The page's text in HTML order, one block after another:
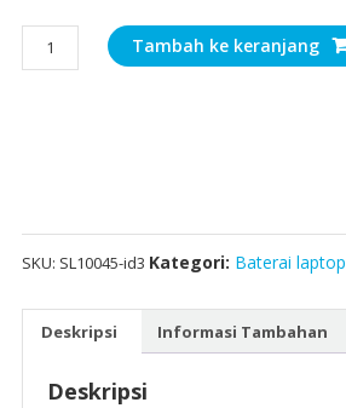
Kuantitas
Baterai
Tambah ke keranjang
SKU: SL10045-id3 Kategori: Baterai laptop
Deskripsi Informasi Tambahan
Deskripsi